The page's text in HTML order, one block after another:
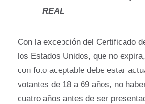
REAL
Con la excepción del Certificado
los Estados Unidos, que no
con foto aceptable debe estar
votantes de 18 a 69 años, no
cuatro años antes de ser